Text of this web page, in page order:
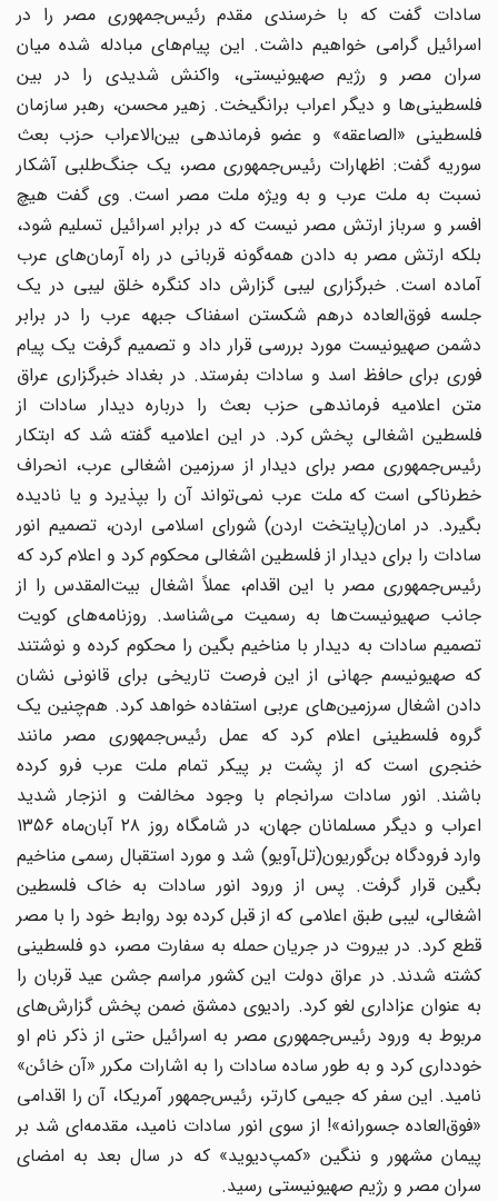
سادات گفت که با خرسندی مقدم رئیس‌جمهوری مصر را در
اسرائیل گرامی خواهیم داشت. این پیام‌های مبادله شده میان
سران مصر و رژیم صهیونیستی، واکنش شدیدی را در بین
فلسطینی‌ها و دیگر اعراب برانگیخت. زهیر محسن، رهبر سازمان
فلسطینی «الصاعقه» و عضو فرماندهی بین‌الاعراب حزب بعث
سوریه گفت: اظهارات رئیس‌جمهوری مصر، یک جنگ‌طلبی آشکار
نسبت به ملت عرب و به ویژه ملت مصر است. وی گفت هیچ
افسر و سرباز ارتش مصر نیست که در برابر اسرائیل تسلیم شود،
بلکه ارتش مصر به دادن همه‌گونه قربانی در راه آرمان‌های عرب
آماده است. خبرگزاری لیبی گزارش داد کنگره خلق لیبی در یک
جلسه فوق‌العاده درهم شکستن اسفناک جبهه عرب را در برابر
دشمن صهیونیست مورد بررسی قرار داد و تصمیم گرفت یک پیام
فوری برای حافظ اسد و سادات بفرستد. در بغداد خبرگزاری عراق
متن اعلامیه فرماندهی حزب بعث را درباره دیدار سادات از
فلسطین اشغالی پخش کرد. در این اعلامیه گفته شد که ابتکار
رئیس‌جمهوری مصر برای دیدار از سرزمین اشغالی عرب، انحراف
خطرناکی است که ملت عرب نمی‌تواند آن را بپذیرد و یا نادیده
بگیرد. در امان(پایتخت اردن) شورای اسلامی اردن، تصمیم انور
سادات را برای دیدار از فلسطین اشغالی محکوم کرد و اعلام کرد که
رئیس‌جمهوری مصر با این اقدام، عملاً اشغال بیت‌المقدس را از
جانب صهیونیست‌ها به رسمیت می‌شناسد. روزنامه‌های کویت
تصمیم سادات به دیدار با مناخیم بگین را محکوم کرده و نوشتند
که صهیونیسم جهانی از این فرصت تاریخی برای قانونی نشان
دادن اشغال سرزمین‌های عربی استفاده خواهد کرد. هم‌چنین یک
گروه فلسطینی اعلام کرد که عمل رئیس‌جمهوری مصر مانند
خنجری است که از پشت بر پیکر تمام ملت عرب فرو کرده
باشند. انور سادات سرانجام با وجود مخالفت و انزجار شدید
اعراب و دیگر مسلمانان جهان، در شامگاه روز ۲۸ آبان‌ماه ۱۳۵۶
وارد فرودگاه بن‌گوریون(تل‌آویو) شد و مورد استقبال رسمی مناخیم
بگین قرار گرفت. پس از ورود انور سادات به خاک فلسطین
اشغالی، لیبی طبق اعلامی که از قبل کرده بود روابط خود را با مصر
قطع کرد. در بیروت در جریان حمله به سفارت مصر، دو فلسطینی
کشته شدند. در عراق دولت این کشور مراسم جشن عید قربان را
به عنوان عزاداری لغو کرد. رادیوی دمشق ضمن پخش گزارش‌های
مربوط به ورود رئیس‌جمهوری مصر به اسرائیل حتی از ذکر نام او
خودداری کرد و به طور ساده سادات را به اشارات مکرر «آن خائن»
نامید. این سفر که جیمی کارتر، رئیس‌جمهور آمریکا، آن را اقدامی
«فوق‌العاده جسورانه»! از سوی انور سادات نامید، مقدمه‌ای شد بر
پیمان مشهور و ننگین «کمپ‌دیوید» که در سال بعد به امضای
سران مصر و رژیم‌ صهیونیستی رسید.